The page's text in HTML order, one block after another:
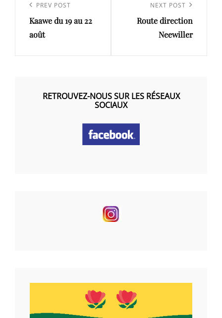
l’article
Previous
Post
PREV POST
Kaawe du 19 au 22
août
Post
NEXT POST
Route direction
Neewiller
RETROUVEZ-NOUS SUR LES RÉSEAUX
SOCIAUX